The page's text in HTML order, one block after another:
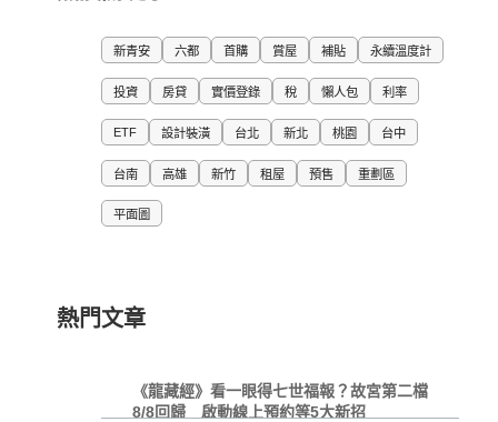
新青安 六都 首購 賞屋 補貼 永續溫度計
投資 房貸 實價登錄 稅 懶人包 利率
ETF 設計裝潢 台北 新北 桃園 台中
台南 高雄 新竹 租屋 預售 重劃區
平面圖
熱門文章
《龍藏經》看一眼得七世福報？故宮第二檔
8/8回歸 啟動線上預約等5大新招